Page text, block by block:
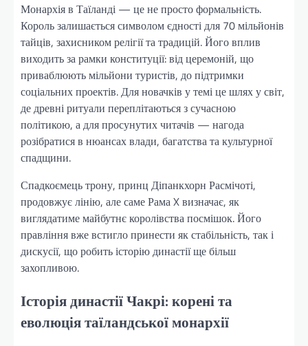
Монархія в Таїланді — це не просто формальність.
Король залишається символом єдності для 70 мільйонів
тайців, захисником релігії та традицій. Його вплив
виходить за рамки конституції: від церемоній, що
приваблюють мільйони туристів, до підтримки
соціальних проектів. Для новачків у темі це шлях у світ,
де древні ритуали переплітаються з сучасною
політикою, а для просунутих читачів — нагода
розібратися в нюансах влади, багатства та культурної
спадщини.
Спадкоємець трону, принц Діпанкхорн Расмічоті,
продовжує лінію, але саме Рама X визначає, як
виглядатиме майбутнє королівства посмішок. Його
правління вже встигло принести як стабільність, так і
дискусії, що робить історію династії ще більш
захопливою.
Історія династії Чакрі: корені та
еволюція таїландської монархії